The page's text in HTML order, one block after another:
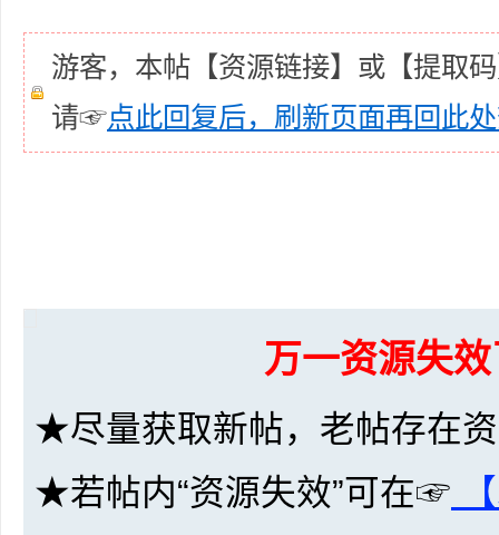
游客，本帖【资源链接】或【提取
请☞点此回复后，刷新页面再回此
万一资源失
★尽量获取新帖，老帖存在
★若帖内“资源失效”可在☞